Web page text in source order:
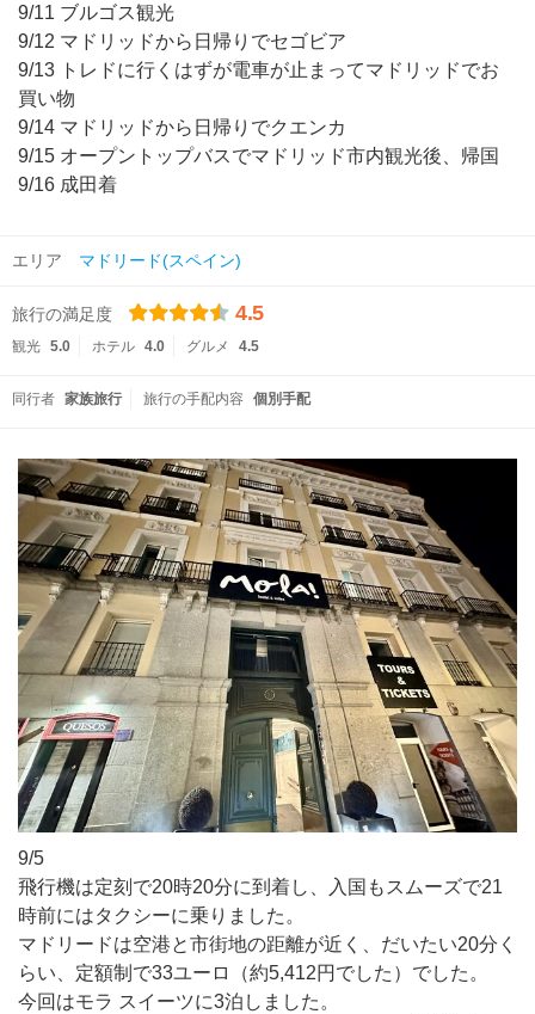
9/11 ブルゴス観光
9/12 マドリッドから日帰りでセゴビア
9/13 トレドに行くはずが電車が止まってマドリッドでお
買い物
9/14 マドリッドから日帰りでクエンカ
9/15 オープントップバスでマドリッド市内観光後、帰国
9/16 成田着
エリア マドリード(スペイン)
旅行の満足度 4.5
観光 5.0 ホテル 4.0 グルメ 4.5
同行者 家族旅行 旅行の手配内容 個別手配
9/5
飛行機は定刻で20時20分に到着し、入国もスムーズで21
時前にはタクシーに乗りました。
マドリードは空港と市街地の距離が近く、だいたい20分く
らい、定額制で33ユーロ（約5,412円でした）でした。
今回はモラ スイーツに3泊しました。